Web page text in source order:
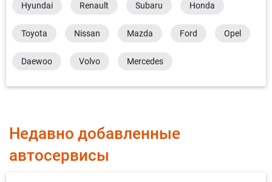
Hyundai Renault Subaru Honda
Toyota Nissan Mazda Ford Opel
Daewoo Volvo Mercedes
Недавно добавленные
автосервисы